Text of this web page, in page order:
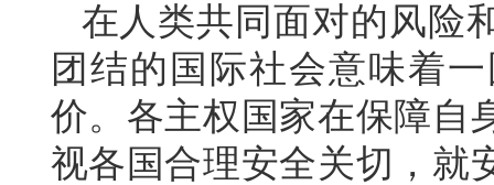
在人类共同面对的风险
团结的国际社会意味着
价。各主权国家在保障自
视各国合理安全关切，就